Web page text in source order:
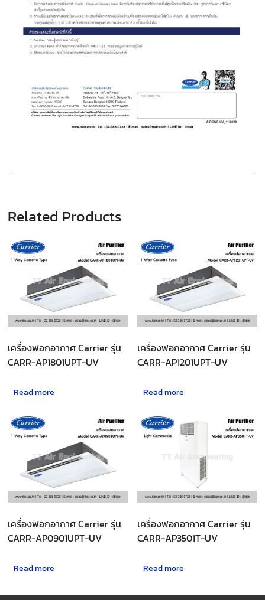
Related Products
เครื่องฟอกอากาศ Carrier รุ่น
CARR-AP1801UPT-UV
Read more
เครื่องฟอกอากาศ Carrier รุ่น
CARR-AP1201UPT-UV
Read more
เครื่องฟอกอากาศ Carrier รุ่น
CARR-AP0901UPT-UV
Read more
เครื่องฟอกอากาศ Carrier รุ่น
CARR-AP3501T-UV
Read more